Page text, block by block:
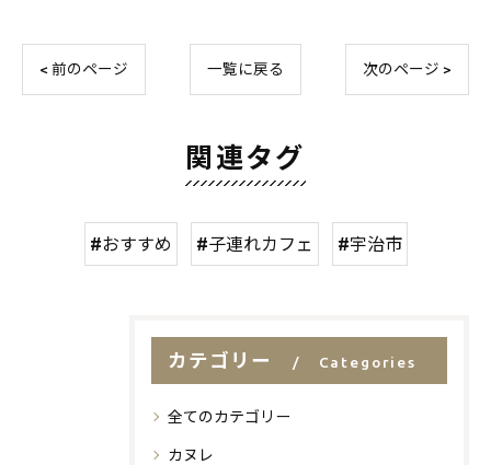
< 前のページ 一覧に戻る 次のページ >
関連タグ
#おすすめ #子連れカフェ #宇治市
カテゴリー Categories
全てのカテゴリー
カヌレ